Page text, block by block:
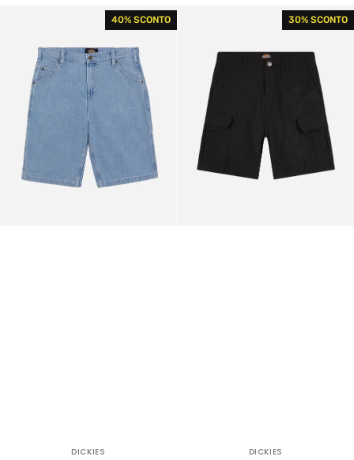
Vintage
40% SCONTO
Venditore:
DICKIES
Cargo
Shorts
Millerville
30% SCONTO
Venditore:
DICKIES